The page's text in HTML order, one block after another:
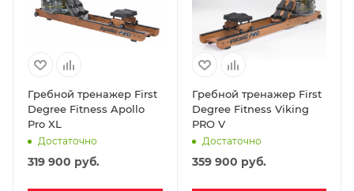
Гребной тренажер First
Degree Fitness Apollo
Pro XL
Достаточно
319 900 руб.
Гребной тренажер First
Degree Fitness Viking
PRO V
Достаточно
359 900 руб.